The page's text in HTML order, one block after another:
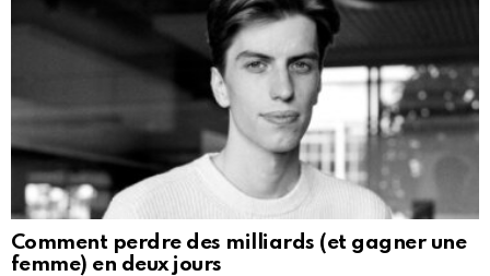
Comment perdre des milliards (et gagner une
femme) en deux jours